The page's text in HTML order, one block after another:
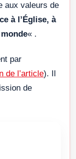
aux valeurs de
à l’Église, à
« .
par
de l’article). Il
de